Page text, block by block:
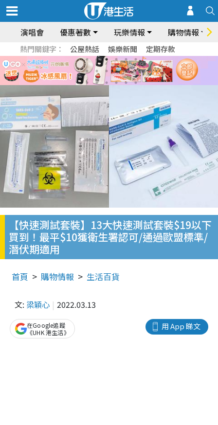
演唱會 優惠著數 玩樂情報 購物情報
熱門關鍵字： 公屋熱話 娛樂新聞 定期存款
【快速測試套裝】13大快速測試套裝$19以下
買到！最平$10獲衛生署認可/通過歐盟標準/
潛伏期適用
首頁 購物情報 生活百貨
文: 梁穎心 2022.03.13
用 App 睇文
在Google追蹤
《UHK 港生活》